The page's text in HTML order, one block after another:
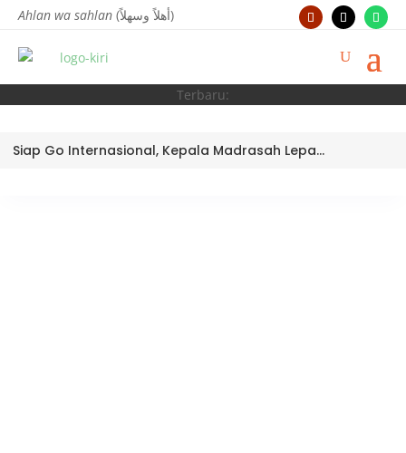
Ahlan wa sahlan (أهلاً وسهلاً)
Terbaru:
Siap Go Internasional, Kepala Madrasah Lepas Tim Robotik MTsN 3 Kota Padang Ikuti World Robotic Center Competition 2026 di Malaysia